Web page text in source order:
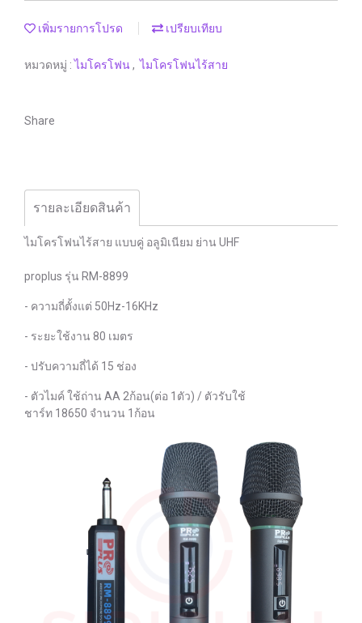
เพิ่มรายการโปรด เปรียบเทียบ
หมวดหมู่ :ไมโครโฟน, ไมโครโฟนไร้สาย
Share
รายละเอียดสินค้า
ไมโครโฟนไร้สาย แบบคู่ อลูมิเนียม ย่าน UHF
proplus รุ่น RM-8899
- ความถี่ตั้งแต่ 50Hz-16KHz
- ระยะใช้งาน 80 เมตร
- ปรับความถี่ได้ 15 ช่อง
- ตัวไมค์ ใช้ถ่าน AA 2ก้อน(ต่อ 1ตัว) / ตัวรับใช้
ชาร์ท 18650 จำนวน 1ก้อน